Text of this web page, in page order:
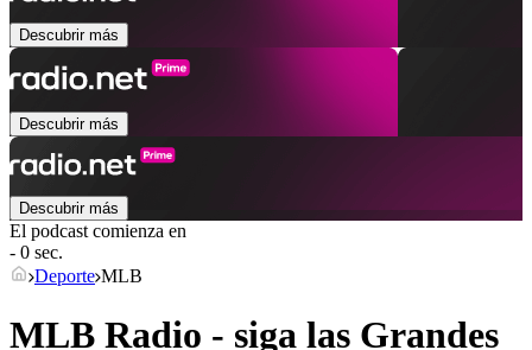
Descubrir más
Descubrir más
Descubrir más
El podcast comienza en
- 0 sec.
Deporte MLB
MLB Radio - siga las Grandes